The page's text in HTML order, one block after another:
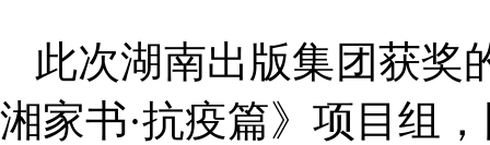
此次湖南出版集团获
湘家书·抗疫篇》项目组